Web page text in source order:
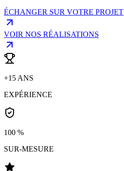
ÉCHANGER SUR VOTRE PROJET
VOIR NOS RÉALISATIONS
+15 ANS
EXPÉRIENCE
100 %
SUR-MESURE